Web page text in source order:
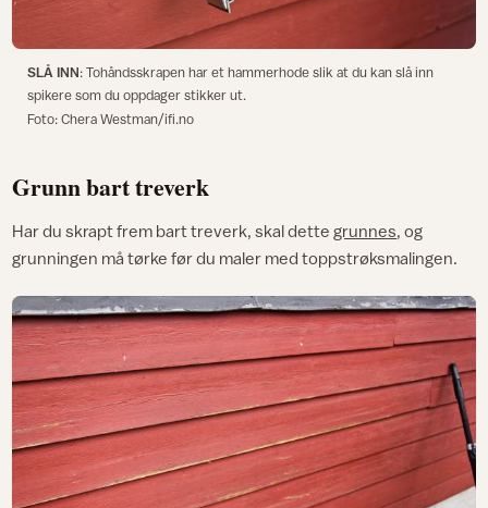
SLÅ INN: Tohåndsskrapen har et hammerhode slik at du kan slå inn
spikere som du oppdager stikker ut.
Foto: Chera Westman/ifi.no
Grunn bart treverk
Har du skrapt frem bart treverk, skal dettegrunnes, og
grunningen må tørke før du maler med toppstrøksmalingen.